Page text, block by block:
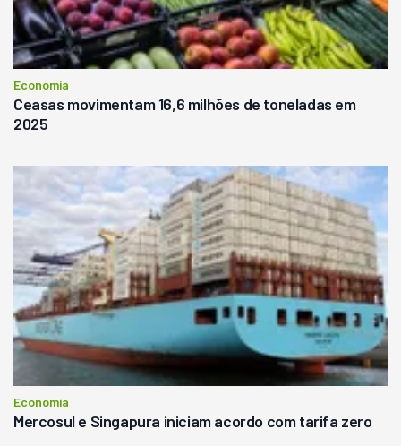
Economia
Ceasas movimentam 16,6 milhões de toneladas em
2025
Economia
Mercosul e Singapura iniciam acordo com tarifa zero